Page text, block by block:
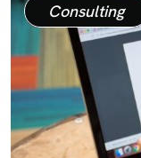
Consulting